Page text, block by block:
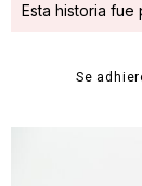
Esta historia fue
Se